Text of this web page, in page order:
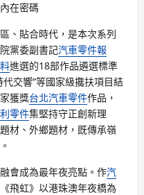
在密碼
、貼合時代，是本次系列
黨委副書記汽車零件報
進選的18部作品遴選標準
交響”等國家級攙扶項目結
獲獎台北汽車零件作品，
零件集堅持守正創新理
材、外鄉題材，既傳承嶺
會成為最年夜亮點。作汽
飛虹》以港珠澳年夜橋為